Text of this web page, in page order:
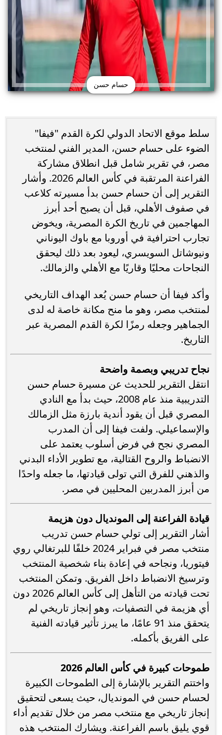
حسام حسن
سلط موقع الاتحاد الدولي لكرة القدم "فيفا"
الضوء على حسام حسن، المدير الفني لمنتخب
مصر، في تقرير شامل قبل انطلاق مشاركة
الفراعنة المرتقبة في كأس العالم 2026. وأشار
التقرير إلى أن حسام حسن بدأ مسيرته كلاعب
في صفوف الأهلي، قبل أن يصبح أحد أبرز
المهاجمين في تاريخ الكرة المصرية، ويخوض
تجارب احترافية في أوروبا مع باوك اليوناني
ونيوشاتل السويسري، ليعود بعد ذلك ليحقق
النجاحات محليًا وقاريًا مع الأهلي والزمالك.
وأكد فيفا أن حسام حسن يُعد الهداف التاريخي
لمنتخب مصر، وهو ما منح مكانة خاصة له لدى
الجماهير وجعله رمزًا لكرة القدم المصرية عبر
التاريخ.
نجاح تدريبي وبصمة واضحة
انتقل التقرير للحديث عن مسيرة حسام حسن
التدريبية منذ عام 2008، حيث بدأ مع النادي
المصري قبل أن يقود أندية بارزة مثل الزمالك
والإسماعيلي. ولفت فيفا إلى أن المدرب
المصري نجح في فرض أسلوب يعتمد على
الانضباط والروح القتالية، مع تطوير الأداء البدني
والذهني للفرق التي تولى قيادتها، ما جعله واحدًا
من أبرز المدربين المحليين في مصر.
قيادة الفراعنة إلى المونديال دون هزيمة
أشار التقرير إلى تولي حسام حسن تدريب
منتخب مصر في فبراير 2024 خلفًا للبرتغالي روي
فيتوريا، ونجاحه في إعادة بناء شخصية المنتخب
وترسيخ الانضباط داخل الفريق. وتمكن المنتخب
تحت قيادته من التأهل إلى كأس العالم 2026 دون
أي هزيمة في التصفيات، وهو إنجاز تاريخي لم
يتحقق منذ 91 عامًا، ما يبرز تأثير قيادته الفنية
على الفريق بأكمله.
طموحات كبيرة في كأس العالم 2026
واختتم التقرير بالإشارة إلى الطموحات الكبيرة
لحسام حسن في المونديال، حيث يسعى لتحقيق
إنجاز تاريخي مع منتخب مصر من خلال تقديم أداء
قوي يليق باسم الفراعنة. ويشارك المنتخب هذه